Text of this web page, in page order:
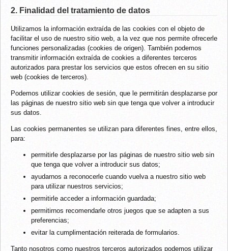
2. Finalidad del tratamiento de datos
Utilizamos la información extraída de las cookies con el objeto de
facilitar el uso de nuestro sitio web, a la vez que nos permite ofrecerle
funciones personalizadas (cookies de origen). También podemos
transmitir información extraída de cookies a diferentes terceros
autorizados para prestar los servicios que estos ofrecen en su sitio
web (cookies de terceros).
Podemos utilizar cookies de sesión, que le permitirán desplazarse por
las páginas de nuestro sitio web sin que tenga que volver a introducir
sus datos.
Las cookies permanentes se utilizan para diferentes fines, entre ellos,
para:
permitirle desplazarse por las páginas de nuestro sitio web sin
que tenga que volver a introducir sus datos;
ayudarnos a reconocerle cuando vuelva a nuestro sitio web
para utilizar nuestros servicios;
permitirle acceder a información guardada;
permitirnos recomendarle otros juegos que se adapten a sus
preferencias;
evitar la cumplimentación reiterada de formularios.
Tanto nosotros como nuestros terceros autorizados podemos utilizar